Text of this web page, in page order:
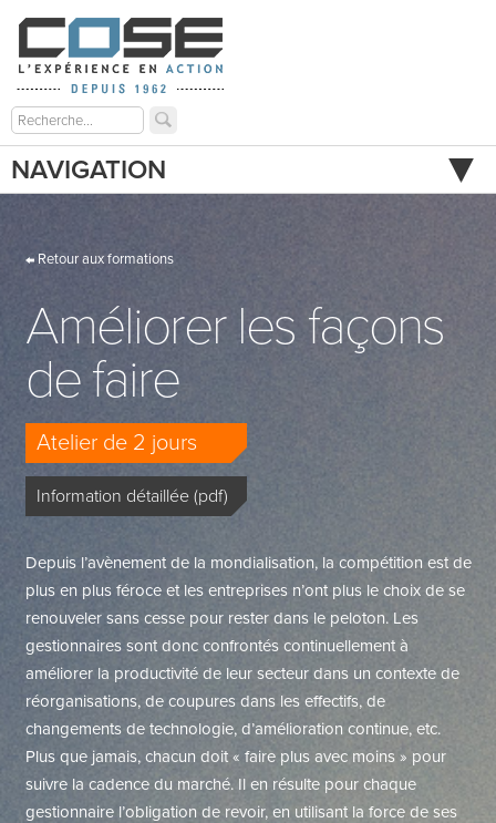
NAVIGATION
Retour aux formations
Améliorer les façons
de faire
Atelier de 2 jours
Information détaillée (pdf)
Depuis l’avènement de la mondialisation, la compétition est de
plus en plus féroce et les entreprises n’ont plus le choix de se
renouveler sans cesse pour rester dans le peloton. Les
gestionnaires sont donc confrontés continuellement à
améliorer la productivité de leur secteur dans un contexte de
réorganisations, de coupures dans les effectifs, de
changements de techno­logie, d’amélioration continue, etc.
Plus que jamais, chacun doit « faire plus avec moins » pour
suivre la cadence du marché. Il en résulte pour chaque
gestionnaire l’obligation de revoir, en utilisant la force de ses